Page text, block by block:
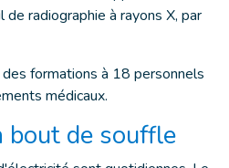
radiographie à rayons X, par
formations à 18 personnels
médicaux.
bout de souffle